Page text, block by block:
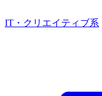
IT・クリエイティブ系